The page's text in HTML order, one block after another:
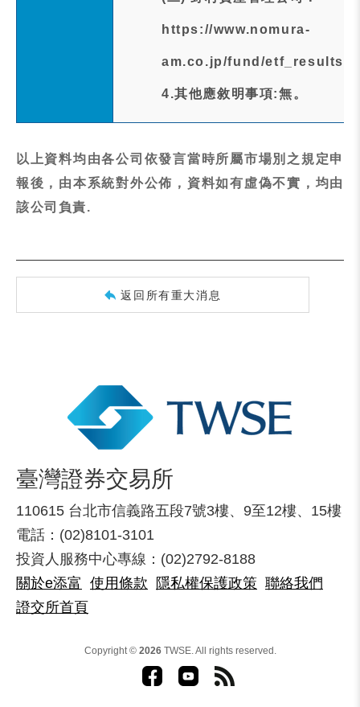
https://www.nomura-
am.co.jp/fund/etf_results/
4.其他應敘明事項:無。
以上資料均由各公司依發言當時所屬市場別之規定申
報後，由本系統對外公佈，資料如有虛偽不實，均由
該公司負責.
返回所有重大消息
臺灣證券交易所
110615 台北市信義路五段7號3樓、9至12樓、15樓
電話：(02)8101-3101
投資人服務中心專線：(02)2792-8188
關於e添富 使用條款 隱私權保護政策 聯絡我們
證交所首頁
Copyright © 2026TWSE. All rights reserved.